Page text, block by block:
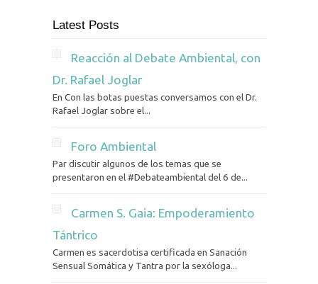
Latest Posts
Reacción al Debate Ambiental, con
Dr. Rafael Joglar
En Con las botas puestas conversamos con el Dr.
Rafael Joglar sobre el...
Foro Ambiental
Par discutir algunos de los temas que se
presentaron en el #Debateambiental del 6 de...
Carmen S. Gaia: Empoderamiento
Tántrico
Carmen es sacerdotisa certificada en Sanación
Sensual Somática y Tantra por la sexóloga...